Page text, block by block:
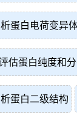
蛋白电荷变异
估蛋白纯度和
蛋白二级结构